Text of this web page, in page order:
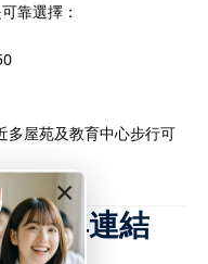
×
靠選擇：
多屋苑及教育中心步行可
搜尋連結